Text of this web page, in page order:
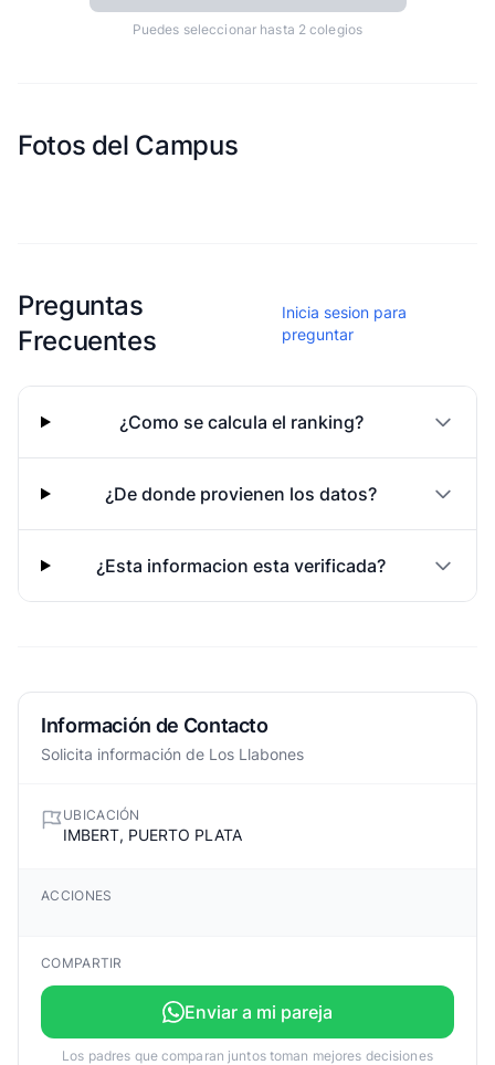
Puedes seleccionar hasta 2 colegios
Fotos del Campus
Preguntas
Frecuentes
Inicia sesion para
preguntar
¿Como se calcula el ranking?
¿De donde provienen los datos?
¿Esta informacion esta verificada?
Información de Contacto
Solicita información de Los Llabones
UBICACIÓN
IMBERT, PUERTO PLATA
ACCIONES
COMPARTIR
Enviar a mi pareja
Los padres que comparan juntos toman mejores decisiones